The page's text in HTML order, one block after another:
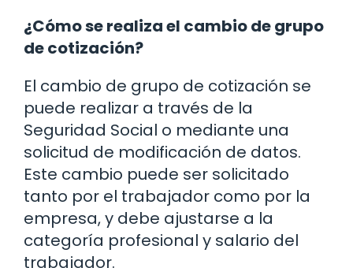
¿Cómo se realiza el cambio de grupo
de cotización?
El cambio de grupo de cotización se
puede realizar a través de la
Seguridad Social o mediante una
solicitud de modificación de datos.
Este cambio puede ser solicitado
tanto por el trabajador como por la
empresa, y debe ajustarse a la
categoría profesional y salario del
trabajador.